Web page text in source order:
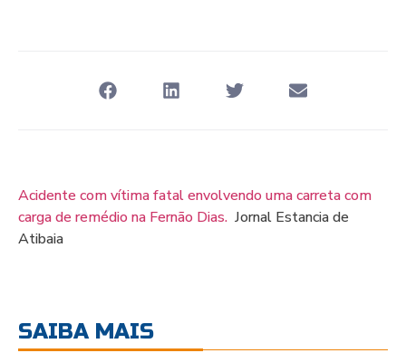
Acidente com vítima fatal envolvendo uma carreta com
carga de remédio na Fernão Dias. Jornal Estancia de
Atibaia
SAIBA MAIS